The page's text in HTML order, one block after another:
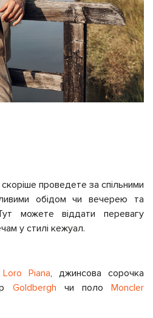
скоріше проведете за спільними
обідом чи вечерею та
можете віддати перевагу
у стилі кежуал.
Loro Piana, джинсова сорочка
Goldbergh чи поло Moncler